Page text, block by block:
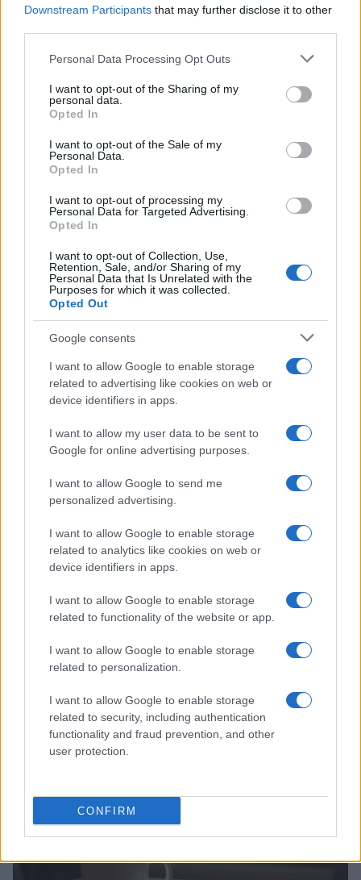
Downstream Participants that may further disclose it to other
Please note that this website/app uses one or more Google
not limited to your visit or usage behaviour. You may click to
grant or deny consent to Google and its third-party tags to
use your data for below specified purposes in below Google
consent section.
Personal Data Processing Opt Outs
I want to opt-out of the Sharing of my
personal data.
Opted In
I want to opt-out of the Sale of my
Personal Data.
Opted In
I want to opt-out of processing my
Personal Data for Targeted Advertising.
Opted In
I want to opt-out of Collection, Use,
Retention, Sale, and/or Sharing of my
Personal Data that Is Unrelated with the
Purposes for which it was collected.
Opted Out
Google consents
I want to allow Google to enable storage
related to advertising like cookies on web or
device identifiers in apps.
I want to allow my user data to be sent to
Google for online advertising purposes.
I want to allow Google to send me
personalized advertising.
I want to allow Google to enable storage
related to analytics like cookies on web or
device identifiers in apps.
I want to allow Google to enable storage
related to functionality of the website or app.
I want to allow Google to enable storage
related to personalization.
I want to allow Google to enable storage
related to security, including authentication
functionality and fraud prevention, and other
user protection.
CONFIRM
Continue lendo
FISCO
Guia completo para consultar pendências e emitir guias de
pagamento
Beatriz Almeida · 9 ago 2026
Guia de defesa administrativa e judicial em litígios fiscais
Bruno Costa · 26 jul 2026